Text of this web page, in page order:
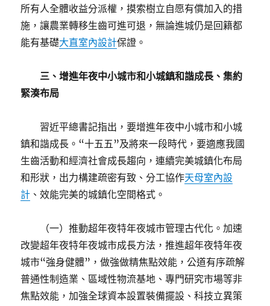
所有人全體收益分派權，摸索樹立自愿有償加入的措
施，讓農業轉移生齒可進可退，無論進城仍是回籍都
能有基礎大直室內設計保證。
三、增進年夜中小城市和小城鎮和諧成長、集約
緊湊布局
習近平總書記指出，要增進年夜中小城市和小城
鎮和諧成長。“十五五”及將來一段時代，要適應我國
生齒活動和經濟社會成長趨向，連續完美城鎮化布局
和形狀，出力構建疏密有致、分工協作天母室內設
計 、效能完美的城鎮化空間格式。
（一）推動超年夜特年夜城市管理古代化。加速
改變超年夜特年夜城市成長方法，推進超年夜特年夜
城市“強身健體”，做強做精焦點效能，公道有序疏解
普通性制造業、區域性物流基地、專門研究市場等非
焦點效能，加強全球資本設置裝備擺設、科技立異策